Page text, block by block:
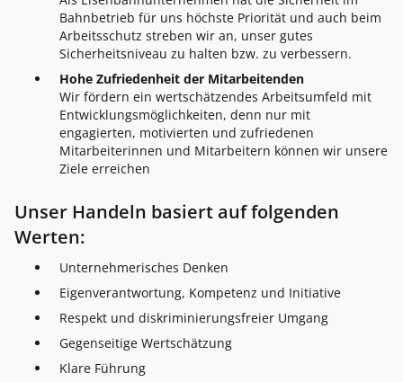
Bahnbetrieb für uns höchste Priorität und auch beim
Arbeitsschutz streben wir an, unser gutes
Sicherheitsniveau zu halten bzw. zu verbessern.
Hohe Zufriedenheit der Mitarbeitenden
Wir fördern ein wertschätzendes Arbeitsumfeld mit
Entwicklungsmöglichkeiten, denn nur mit
engagierten, motivierten und zufriedenen
Mitarbeiterinnen und Mitarbeitern können wir unsere
Ziele erreichen
Unser Handeln basiert auf folgenden
Werten:
Unternehmerisches Denken
Eigenverantwortung, Kompetenz und Initiative
Respekt und diskriminierungsfreier Umgang
Gegenseitige Wertschätzung
Klare Führung